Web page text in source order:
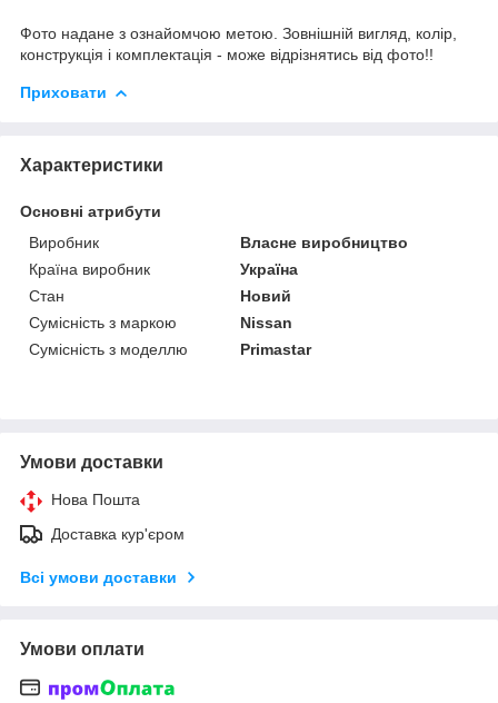
Фото надане з ознайомчою метою. Зовнішній вигляд, колір,
конструкція і комплектація - може відрізнятись від фото!!
Приховати
Характеристики
Основні атрибути
Виробник
Власне виробництво
Країна виробник
Україна
Стан
Новий
Сумісність з маркою
Nissan
Сумісність з моделлю
Primastar
Умови доставки
Нова Пошта
Доставка кур'єром
Всі умови доставки
Умови оплати